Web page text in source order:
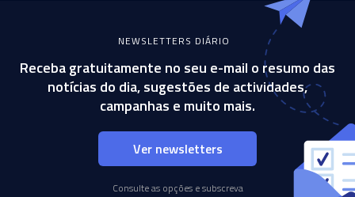
NEWSLETTERS DIÁRIO
Receba gratuitamente no seu e-mail o resumo das
notícias do dia, sugestões de actividades,
campanhas e muito mais.
Ver newsletters
Consulte as opções e subscreva